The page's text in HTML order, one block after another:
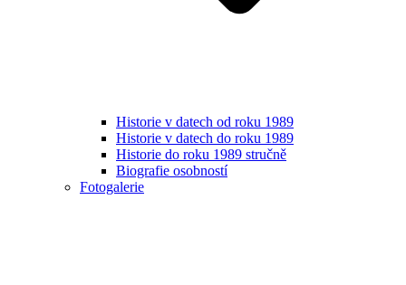
Historie v datech od roku 1989
Historie v datech do roku 1989
Historie do roku 1989 stručně
Biografie osobností
Fotogalerie